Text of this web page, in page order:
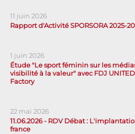
11 juin 2026
Rapport d'Activité SPORSORA 2025-
1 juin 2026
Étude "Le sport féminin sur les
visibilité à la valeur" avec FDJ
Factory
22 mai 2026
11.06.2026 - RDV Débat :
france